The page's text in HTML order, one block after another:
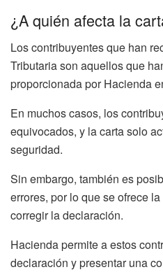
¿A quién afecta la
Los contribuyentes que han
Tributaria son aquellos que
proporcionada por Hacienda
En muchos casos, los
equivocados, y la carta solo
seguridad.
Sin embargo, también es
errores, por lo que se ofrece
corregir la declaración.
Hacienda permite a estos
declaración y presentar una